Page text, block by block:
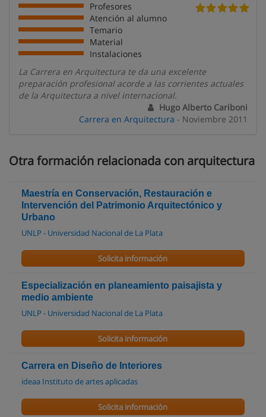
Profesores
Atención al alumno
Temario
Material
Instalaciones
La Carrera en Arquitectura te da una excelente
preparación profesional acorde a las corrientes actuales
de la Arquitectura a nivel internacional.
Hugo Alberto Cariboni
Carrera en Arquitectura - Noviembre 2011
Otra formación relacionada con arquitectura
Maestría en Conservación, Restauración e
Intervención del Patrimonio Arquitectónico y
Urbano
UNLP - Universidad Nacional de La Plata
Solicita información
Especialización en planeamiento paisajista y
medio ambiente
UNLP - Universidad Nacional de La Plata
Solicita información
Carrera en Diseño de Interiores
ideaa Instituto de artes aplicadas
Solicita información